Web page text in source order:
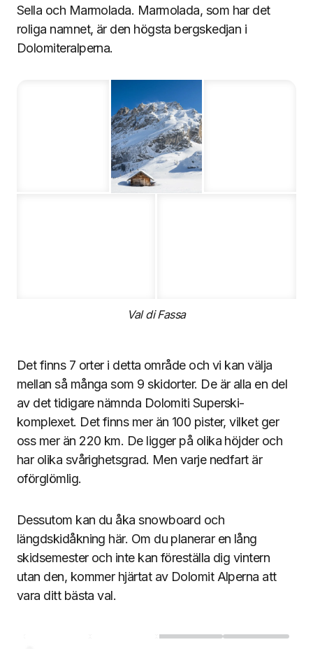
Sella och Marmolada. Marmolada, som har det
roliga namnet, är den högsta bergskedjan i
Dolomiteralperna.
Val di Fassa
Det finns 7 orter i detta område och vi kan välja
mellan så många som 9 skidorter. De är alla en del
av det tidigare nämnda Dolomiti Superski-
komplexet. Det finns mer än 100 pister, vilket ger
oss mer än 220 km. De ligger på olika höjder och
har olika svårighetsgrad. Men varje nedfart är
oförglömlig.
Dessutom kan du åka snowboard och
längdskidåkning här. Om du planerar en lång
skidsemester och inte kan föreställa dig vintern
utan den, kommer hjärtat av Dolomit Alperna att
vara ditt bästa val.